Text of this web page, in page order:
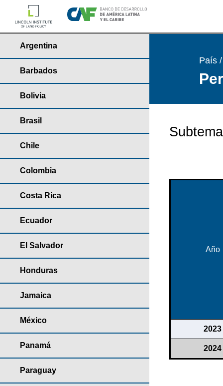
Argentina
Barbados
Bolivia
Brasil
Chile
Colombia
Costa Rica
Ecuador
El Salvador
Honduras
Jamaica
México
Panamá
Paraguay
País
Año
2023
2024